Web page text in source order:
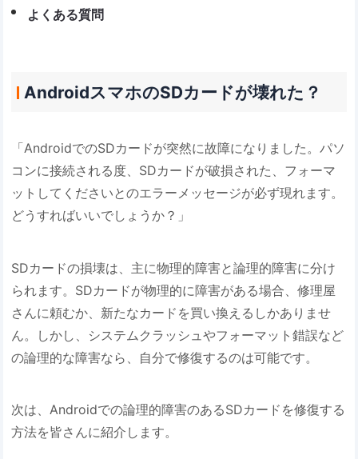
よくある質問
AndroidスマホのSDカードが壊れた？
「AndroidでのSDカードが突然に故障になりました。パソ
コンに接続される度、SDカードが破損された、フォーマ
ットしてくださいとのエラーメッセージが必ず現れます。
どうすればいいでしょうか？」
SDカードの損壊は、主に物理的障害と論理的障害に分け
られます。SDカードが物理的に障害がある場合、修理屋
さんに頼むか、新たなカードを買い換えるしかありませ
ん。しかし、システムクラッシュやフォーマット錯誤など
の論理的な障害なら、自分で修復するのは可能です。
次は、Androidでの論理的障害のあるSDカードを修復する
方法を皆さんに紹介します。